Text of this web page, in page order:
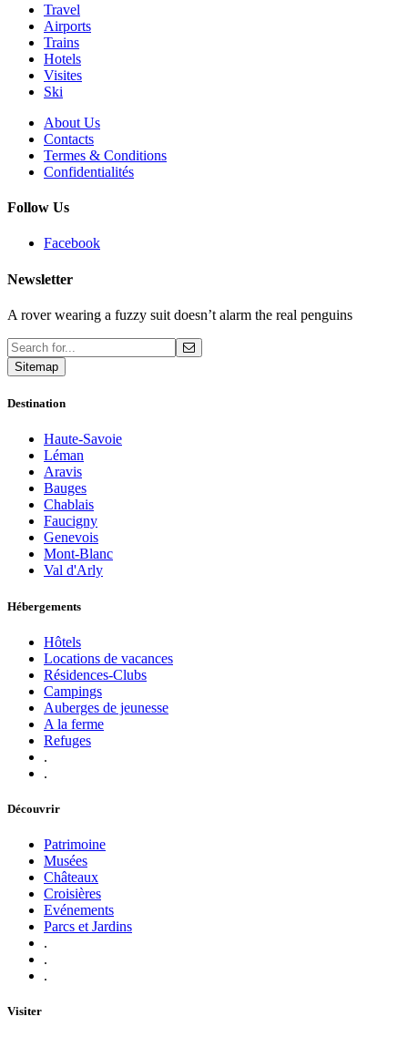
Travel
Airports
Trains
Hotels
Visites
Ski
About Us
Contacts
Termes & Conditions
Confidentialités
Follow Us
Facebook
Newsletter
A rover wearing a fuzzy suit doesn’t alarm the real penguins
Sitemap
Destination
Haute-Savoie
Léman
Aravis
Bauges
Chablais
Faucigny
Genevois
Mont-Blanc
Val d'Arly
Hébergements
Hôtels
Locations de vacances
Résidences-Clubs
Campings
Auberges de jeunesse
A la ferme
Refuges
.
.
Découvrir
Patrimoine
Musées
Châteaux
Croisières
Evénements
Parcs et Jardins
.
.
.
Visiter